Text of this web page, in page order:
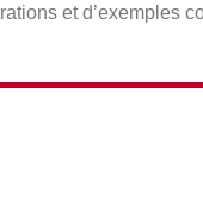
et d’exemples